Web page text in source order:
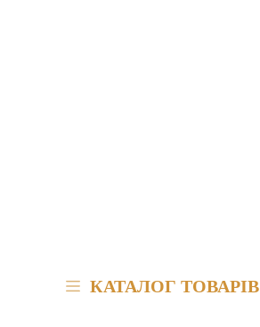
КАТАЛОГ ТОВАРІВ